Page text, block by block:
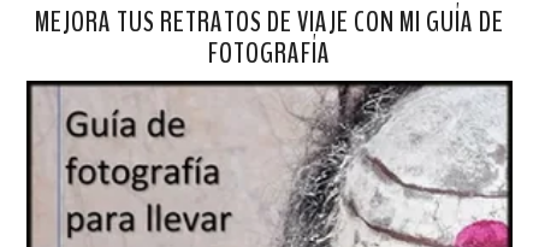
MEJORA TUS RETRATOS DE VIAJE CON MI GUÍA DE
FOTOGRAFÍA